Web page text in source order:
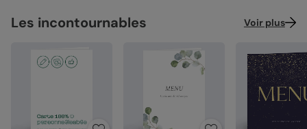
Les incontournables Voir plus